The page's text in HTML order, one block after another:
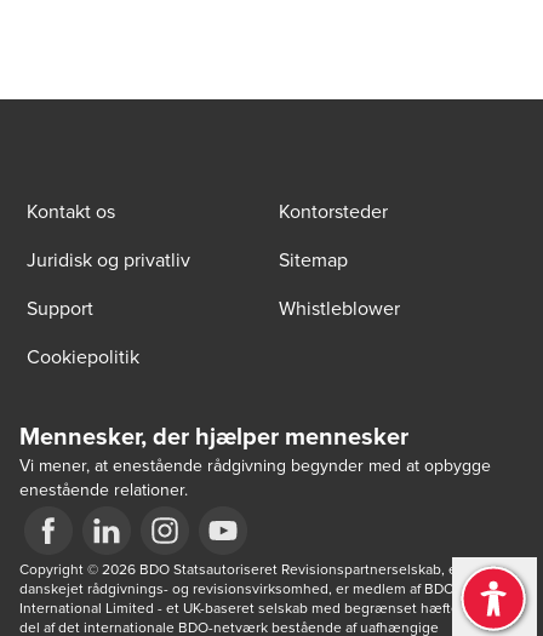
Kontakt os
Kontorsteder
Juridisk og privatliv
Sitemap
Support
Whistleblower
Cookiepolitik
Mennesker, der hjælper mennesker
Vi mener, at enestående rådgivning begynder med at opbygge
enestående relationer.
Opens in a new window/tab
Opens in a new window/tab
Opens in a new window/tab
Opens in a new window/tab
Copyright © 2026 BDO Statsautoriseret Revisionspartnerselskab, en
danskejet rådgivnings- og revisionsvirksomhed, er medlem af BDO
International Limited - et UK-baseret selskab med begrænset hæftelse - og
del af det internationale BDO-netværk bestående af uafhængige